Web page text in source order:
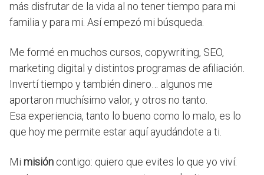
más disfrutar de la vida al no tener tiempo para mi
familia y para mi. Así empezó mi búsqueda.
Me formé en muchos cursos, copywriting, SEO,
marketing digital y distintos programas de afiliación.
Invertí tiempo y también dinero… algunos me
aportaron muchísimo valor, y otros no tanto.
Esa experiencia, tanto lo bueno como lo malo, es lo
que hoy me permite estar aquí ayudándote a ti.
Mi misión contigo: quiero que evites lo que yo viví: